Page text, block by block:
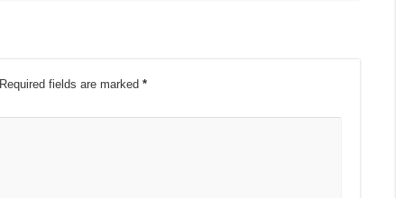
Required fields are marked *